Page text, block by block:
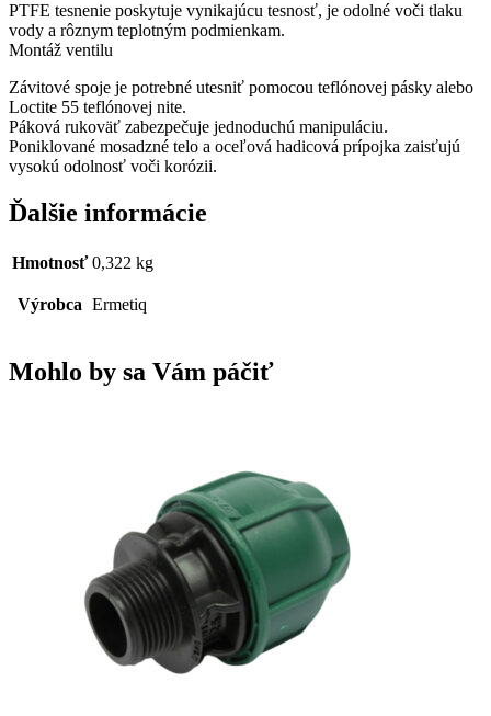
PTFE tesnenie poskytuje vynikajúcu tesnosť, je odolné voči tlaku
vody a rôznym teplotným podmienkam.
Montáž ventilu
Závitové spoje je potrebné utesniť pomocou teflónovej pásky alebo
Loctite 55 teflónovej nite.
Páková rukoväť zabezpečuje jednoduchú manipuláciu.
Poniklované mosadzné telo a oceľová hadicová prípojka zaisťujú
vysokú odolnosť voči korózii.
Ďalšie informácie
Hmotnosť 0,322 kg
Výrobca Ermetiq
Mohlo by sa Vám páčiť